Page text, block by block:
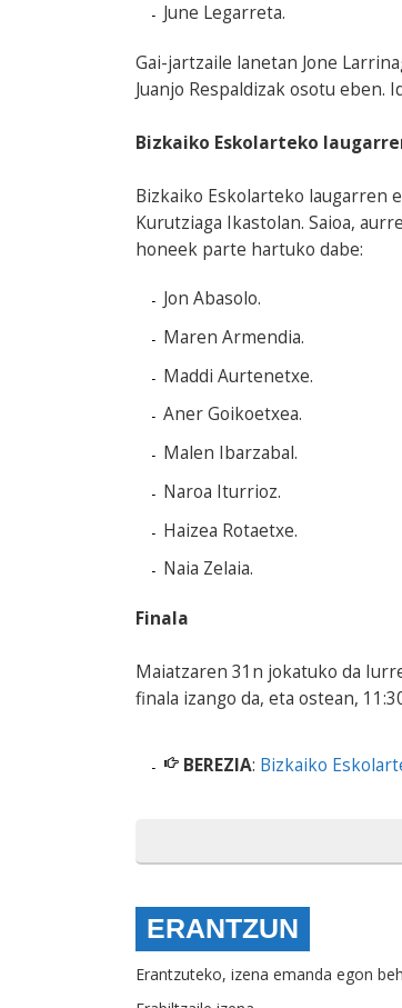
June Legarreta.
Gai-jartzaile lanetan Jone
Juanjo Respaldizak osotu eben.
Bizkaiko Eskolarteko
Bizkaiko Eskolarteko laugarren
Kurutziaga Ikastolan. Saioa,
honeek parte hartuko dabe:
Jon Abasolo.
Maren Armendia.
Maddi Aurtenetxe.
Aner Goikoetxea.
Malen Ibarzabal.
Naroa Iturrioz.
Haizea Rotaetxe.
Naia Zelaia.
Finala
Maiatzaren 31n jokatuko da
finala izango da, eta ostean,
BEREZIA: Bizkaiko
ERANTZUN
Erantzuteko, izena emanda egon